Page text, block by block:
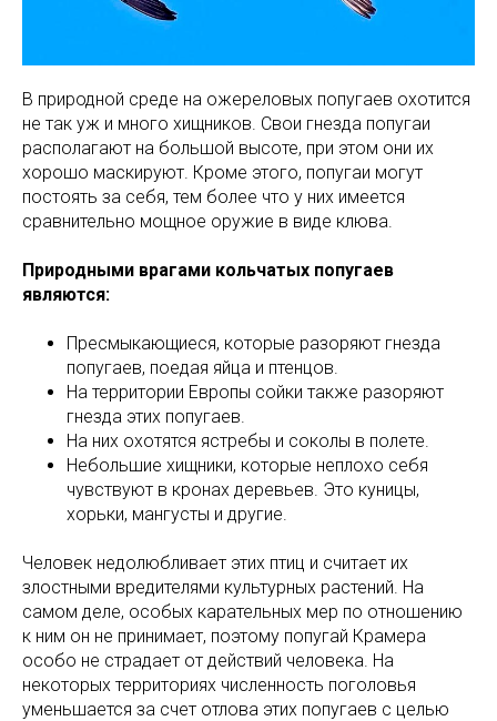
В природной среде на ожереловых попугаев охотится
не так уж и много хищников. Свои гнезда попугаи
располагают на большой высоте, при этом они их
хорошо маскируют. Кроме этого, попугаи могут
постоять за себя, тем более что у них имеется
сравнительно мощное оружие в виде клюва.
Природными врагами кольчатых попугаев
являются:
Пресмыкающиеся, которые разоряют гнезда
попугаев, поедая яйца и птенцов.
На территории Европы сойки также разоряют
гнезда этих попугаев.
На них охотятся ястребы и соколы в полете.
Небольшие хищники, которые неплохо себя
чувствуют в кронах деревьев. Это куницы,
хорьки, мангусты и другие.
Человек недолюбливает этих птиц и считает их
злостными вредителями культурных растений. На
самом деле, особых карательных мер по отношению
к ним он не принимает, поэтому попугай Крамера
особо не страдает от действий человека. На
некоторых территориях численность поголовья
уменьшается за счет отлова этих попугаев с целью